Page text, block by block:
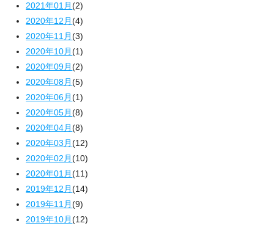
2021年01月(2)
2020年12月(4)
2020年11月(3)
2020年10月(1)
2020年09月(2)
2020年08月(5)
2020年06月(1)
2020年05月(8)
2020年04月(8)
2020年03月(12)
2020年02月(10)
2020年01月(11)
2019年12月(14)
2019年11月(9)
2019年10月(12)